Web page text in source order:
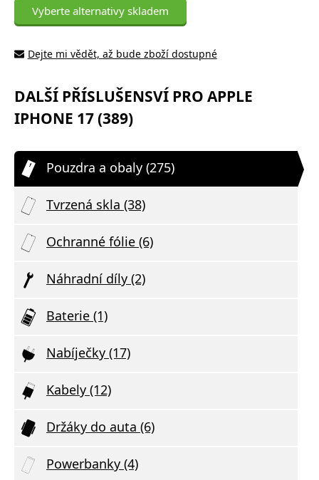
Vyberte alternativy skladem
Dejte mi vědět, až bude zboží dostupné
DALŠÍ PŘÍSLUŠENSVÍ PRO APPLE
IPHONE 17 (389)
Pouzdra a obaly (275)
Tvrzená skla (38)
Ochranné fólie (6)
Náhradní díly (2)
Baterie (1)
Nabíječky (17)
Kabely (12)
Držáky do auta (6)
Powerbanky (4)